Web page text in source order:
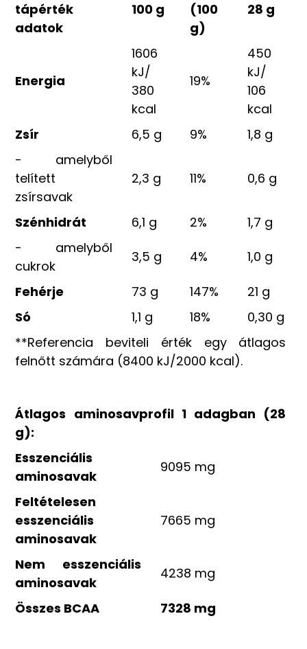
tápérték
adatok
100 g
(100
g)
28 g
Energia
1606
kJ/
380
kcal
19%
450
kJ/
106
kcal
Zsír
6,5 g 9%
1,8 g
- amelyből
telített
zsírsavak
2,3 g 11% 0,6 g
Szénhidrát 6,1 g 2%
1,7 g
- amelyből
cukrok
3,5 g 4% 1,0 g
Fehérje 73 g 147%
21 g
Só
1,1 g 18%
0,30 g
**Referencia beviteli érték egy átlagos
felnőtt számára (8400 kJ/2000 kcal).
Átlagos aminosavprofil 1 adagban (28
g):
Esszenciális
aminosavak
9095 mg
Feltételesen
esszenciális
aminosavak
7665 mg
Nem esszenciális
aminosavak
4238 mg
Összes BCAA 7328 mg